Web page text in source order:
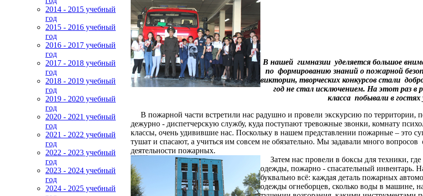
2014 - 2015 учебный
год
2015 - 2016 учебный
год
2016 - 2017 учебный
год
2017 - 2018 учебный
год
2018 - 2019 учебный
год
2019 - 2020 учебный
год
2020 - 2021 учебный
год
2021 - 2022 учебный
год
2022 - 2023 учебный
год
2023 - 2024 учебный
год
2024 - 2025 учебный
В нашей гимназии уделяется большое
по формированию знаний о пожарной
викторин, творческих конкурсов стали
год не стал исключением. На этот раз в
класса побывали в
В пожарной части встретили нас радушно и провели экскурсию по территории,
дежурно - диспетчерскую службу, куда поступают тревожные звонки, комнату
классы, очень удивившие нас. Поскольку в нашем представлении пожарные – это
тушат и спасают, а учиться им совсем не обязательно. Мы задавали много
деятельности пожарных.
Затем нас провели в боксы для техники, где
одежды, пожарно - спасательный инвентарь.
буквально всё: каждая деталь пожарных
одежды огнеборцев, сколько воды в машине,